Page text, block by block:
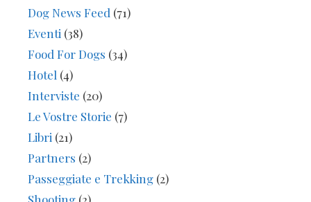
Dog News Feed (71)
Eventi (38)
Food For Dogs (34)
Hotel (4)
Interviste (20)
Le Vostre Storie (7)
Libri (21)
Partners (2)
Passeggiate e Trekking (2)